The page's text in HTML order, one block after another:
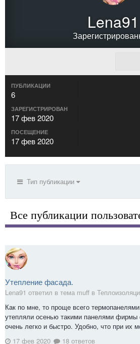
Lena91
ПУБЛИКАЦИИ
6
ЗАРЕГИСТРИРОВАН
17 фев 2020
ПОСЕЩЕНИЕ
17 фев 2020
Тип публикации
Все публикации
Утепление фасада.
Lena91 ответил в тема muff в
Как по мне, то проще всего
утепляли осенью такими панелями фирмы
очень легко и быстро. Удобно, что при их
17 фев 2020
18 ответов